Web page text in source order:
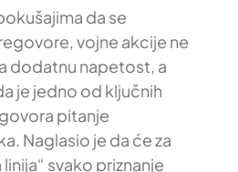
da se
vojne akcije ne
dodatnu napetost, a
je jedno od ključnih
pitanje
Naglasio je da će za
svako priznanje